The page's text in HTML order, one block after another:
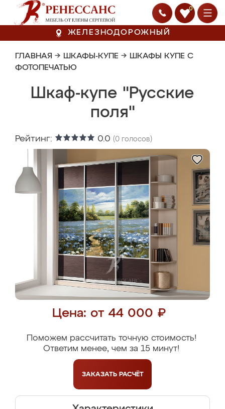
0
ЖЕЛЕЗНОДОРОЖНЫЙ
ГЛАВНАЯ → ШКАФЫ-КУПЕ → ШКАФЫ КУПЕ С
ФОТОПЕЧАТЬЮ
Шкаф-купе "Русские
поля"
Рейтинг: 0.0 (0 голосов)
Цена: от 44 000 ₽
Поможем рассчитать точную стоимость!
Ответим менее, чем за 15 минут!
ЗАКАЗАТЬ РАСЧЁТ